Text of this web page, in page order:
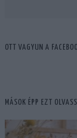
OTT VAGYUN A
MÁSOK ÉPP EZT